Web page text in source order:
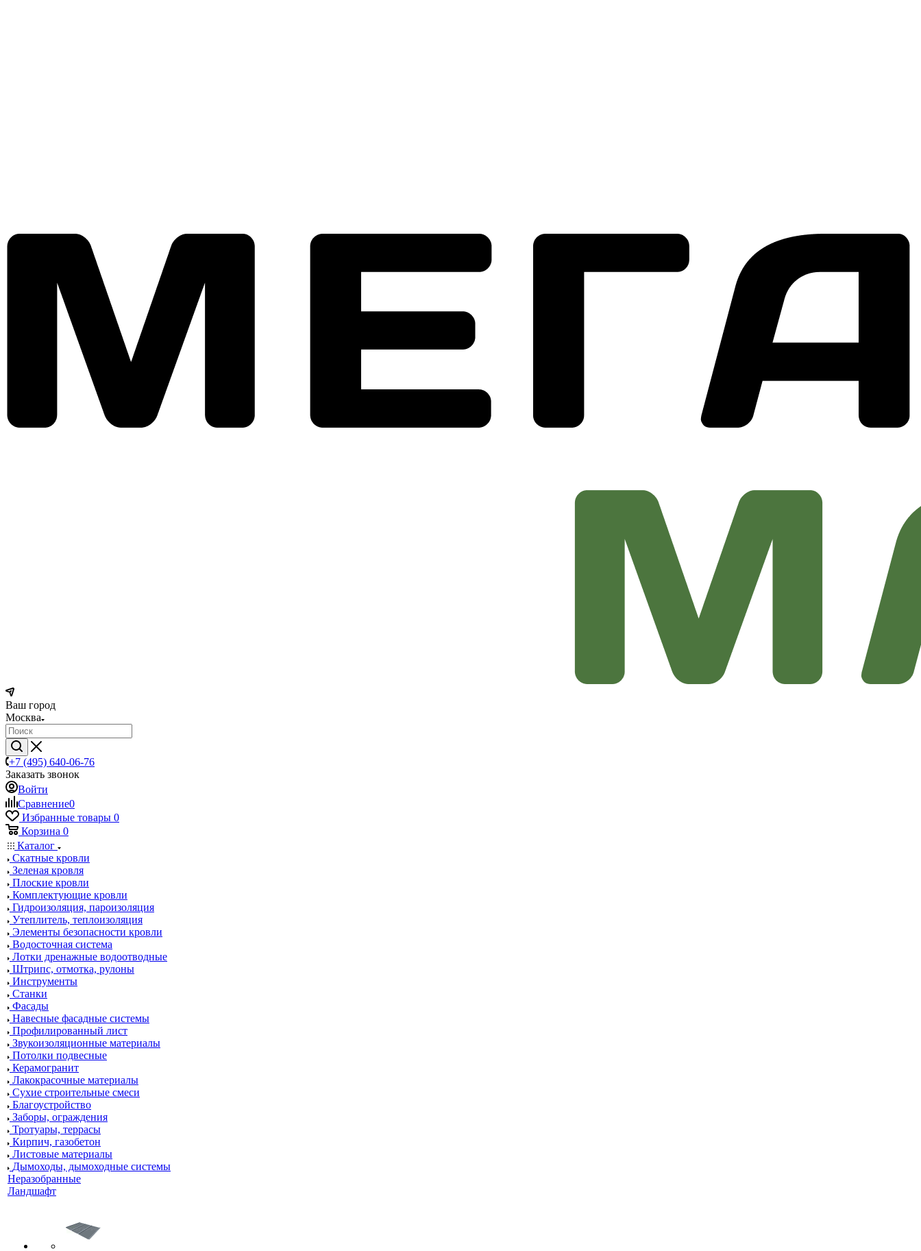
Ваш город
Москва
+7 (495) 640-06-76
Заказать звонок
Войти
Сравнение0
Избранные товары 0
Корзина 0
Каталог
Скатные кровли
Зеленая кровля
Плоские кровли
Комплектующие кровли
Гидроизоляция, пароизоляция
Утеплитель, теплоизоляция
Элементы безопасности кровли
Водосточная система
Лотки дренажные водоотводные
Штрипс, отмотка, рулоны
Инструменты
Станки
Фасады
Навесные фасадные системы
Профилированный лист
Звукоизоляционные материалы
Потолки подвесные
Керамогранит
Лакокрасочные материалы
Сухие строительные смеси
Благоустройство
Заборы, ограждения
Тротуары, террасы
Кирпич, газобетон
Листовые материалы
Дымоходы, дымоходные системы
Неразобранные
Ландшафт